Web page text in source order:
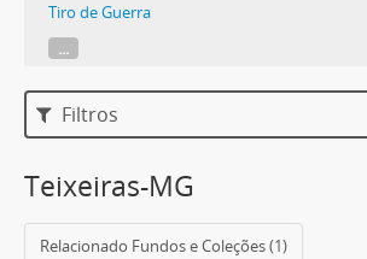
Tiro de Guerra
...
Filtros
Teixeiras-MG
Relacionado Fundos e Coleções (1)